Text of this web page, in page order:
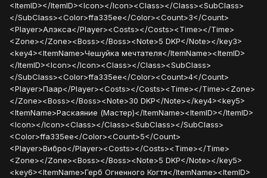
<ItemID></ItemID><Icon></Icon><Class></Class><SubClass>
</SubClass><Color>ffa335ee</Color><Count>3</Count>
<Player>Алэкса</Player><Costs></Costs><Time></Time>
<Zone></Zone><Boss></Boss><Note>5 DKP</Note></key3>
<key4><ItemName>Чешуйка мечтателя</ItemName><ItemID>
</ItemID><Icon></Icon><Class></Class><SubClass>
</SubClass><Color>ffa335ee</Color><Count>4</Count>
<Player>Паар</Player><Costs></Costs><Time></Time><Zone>
</Zone><Boss></Boss><Note>30 DKP</Note></key4><key5>
<ItemName>Раскаяние (Мастер)</ItemName><ItemID></ItemID>
<Icon></Icon><Class></Class><SubClass></SubClass>
<Color>ffa335ee</Color><Count>5</Count>
<Player>Вибро</Player><Costs></Costs><Time></Time>
<Zone></Zone><Boss></Boss><Note>5 DKP</Note></key5>
<key6><ItemName>Герб Огненного Когтя</ItemName><ItemID>